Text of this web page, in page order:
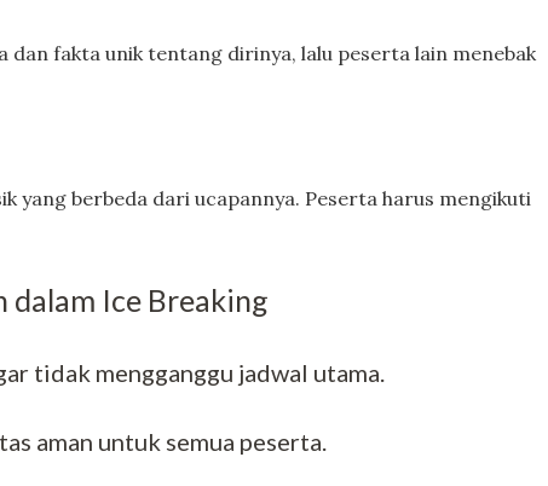
dan fakta unik tentang dirinya, lalu peserta lain menebak
yang berbeda dari ucapannya. Peserta harus mengikuti
dalam Ice Breaking
tidak mengganggu jadwal utama.
aman untuk semua peserta.